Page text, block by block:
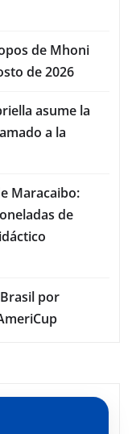
de Mhoni
de 2026
asume la
a la
Maracaibo:
de
por